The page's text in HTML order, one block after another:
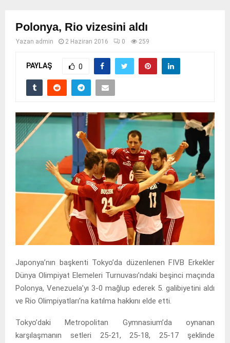
Polonya, Rio vizesini aldı
Yazan admin 2 Haziran 2016 0 259
PAYLAŞ 0
Japonya’nın başkenti Tokyo’da düzenlenen FIVB Erkekler
Dünya Olimpiyat Elemeleri Turnuvası’ndaki beşinci maçında
Polonya, Venezuela’yı 3-0 mağlup ederek 5. galibiyetini aldı
ve Rio Olimpiyatları’na katılma hakkını elde etti.
Tokyo’daki Metropolitan Gymnasium’da oynanan
karşılaşmanın setleri 25-21, 25-18, 25-17 şeklinde